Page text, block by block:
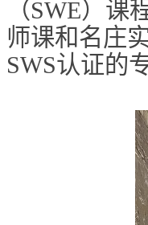
（SWE）
师课和名庄
SWS认证的